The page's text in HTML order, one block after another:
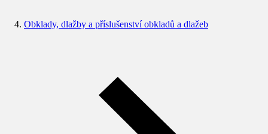
Obklady, dlažby a příslušenství obkladů a dlažeb